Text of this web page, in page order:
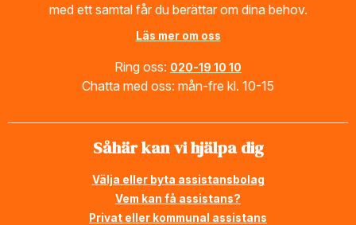
med ett samtal får du berättar om dina behov.
Läs mer om oss
Ring oss: 020-19 10 10
Chatta med oss: mån-fre kl. 10-15
Såhär kan vi hjälpa dig
Välja eller byta assistansbolag
Vem kan få assistans?
Privat eller kommunal assistans